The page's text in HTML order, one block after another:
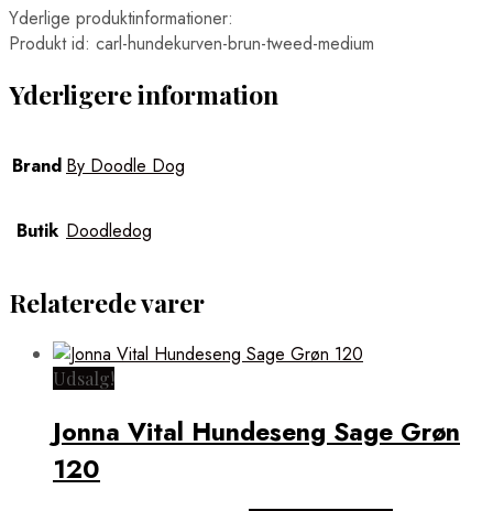
Yderlige produktinformationer:
Produkt id: carl-hundekurven-brun-tweed-medium
Yderligere information
Brand By Doodle Dog
Butik Doodledog
Relaterede varer
Udsalg!
Jonna Vital Hundeseng Sage Grøn
120